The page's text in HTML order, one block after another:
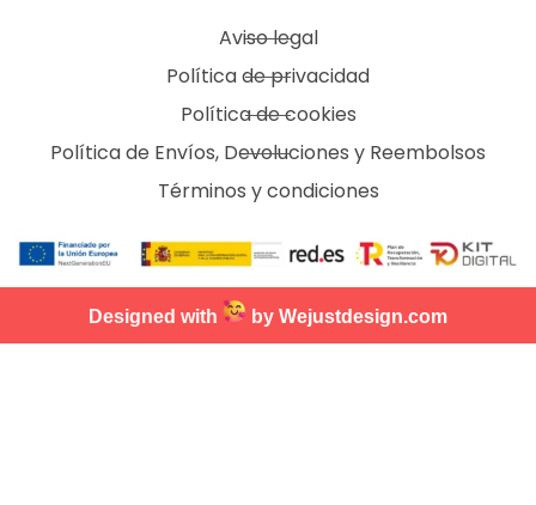
Aviso legal
Política de privacidad
Política de cookies
Política de Envíos, Devoluciones y Reembolsos
Términos y condiciones
Designed with by Wejustdesign.com